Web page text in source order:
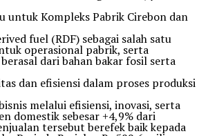
untuk Kompleks Pabrik Cirebon dan
fuel (RDF) sebagai salah satu
operasional pabrik, serta
dari bahan bakar fosil serta
dan efisiensi dalam proses produksi
melalui efisiensi, inovasi, serta
domestik sebesar +4,9% dari
tersebut berefek baik kepada